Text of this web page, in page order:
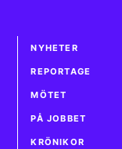
NYHETER
REPORTAGE
MÖTET
PÅ JOBBET
KRÖNIKOR